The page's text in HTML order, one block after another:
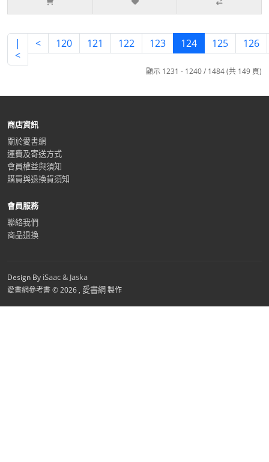
|
<
< 120 121 122 123 124 125 126
顯示 1231 - 1240 / 1484 (共 149 頁)
商店資訊
關於愛書網
運費及寄送方式
會員權益與須知
購買與退換貨須知
會員服務
聯絡我們
商品退換
Design By iSaac & Jaska
愛書網參考書 © 2026 , 愛書網製作